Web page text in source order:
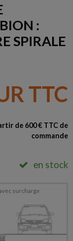
:
SPIRALE
TTC
de 600 € TTC de
commande
en stock
surcharge